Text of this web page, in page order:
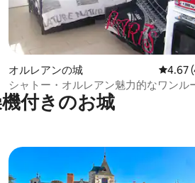
、5つ星中4.89つ星の平均評価
オルレアンの城 レビュ
4.67
シャトー・オルレアン魅力的なワンル
ム25平方メートル禅
付きのお城